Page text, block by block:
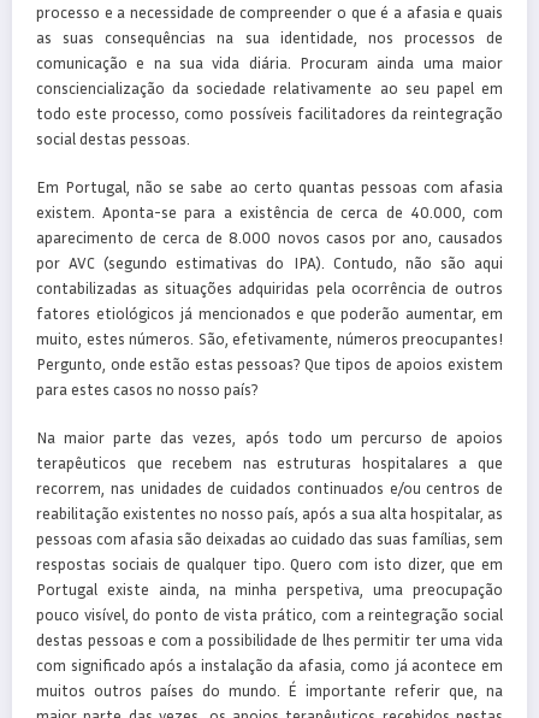
processo e a necessidade de compreender o que é a afasia e quais
as suas consequências na sua identidade, nos processos de
comunicação e na sua vida diária. Procuram ainda uma maior
consciencialização da sociedade relativamente ao seu papel em
todo este processo, como possíveis facilitadores da reintegração
social destas pessoas.
Em Portugal, não se sabe ao certo quantas pessoas com afasia
existem. Aponta-se para a existência de cerca de 40.000, com
aparecimento de cerca de 8.000 novos casos por ano, causados
por AVC (segundo estimativas do IPA). Contudo, não são aqui
contabilizadas as situações adquiridas pela ocorrência de outros
fatores etiológicos já mencionados e que poderão aumentar, em
muito, estes números. São, efetivamente, números preocupantes!
Pergunto, onde estão estas pessoas? Que tipos de apoios existem
para estes casos no nosso país?
Na maior parte das vezes, após todo um percurso de apoios
terapêuticos que recebem nas estruturas hospitalares a que
recorrem, nas unidades de cuidados continuados e/ou centros de
reabilitação existentes no nosso país, após a sua alta hospitalar, as
pessoas com afasia são deixadas ao cuidado das suas famílias, sem
respostas sociais de qualquer tipo. Quero com isto dizer, que em
Portugal existe ainda, na minha perspetiva, uma preocupação
pouco visível, do ponto de vista prático, com a reintegração social
destas pessoas e com a possibilidade de lhes permitir ter uma vida
com significado após a instalação da afasia, como já acontece em
muitos outros países do mundo. É importante referir que, na